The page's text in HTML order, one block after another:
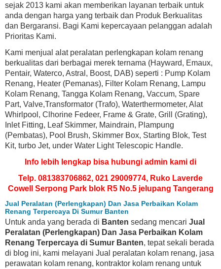
sejak 2013 kami akan memberikan layanan terbaik untuk
anda dengan harga yang terbaik dan Produk Berkualitas
dan Bergaransi. Bagi Kami kepercayaan pelanggan adalah
Prioritas Kami.
Kami menjual alat peralatan perlengkapan kolam renang
berkualitas dari berbagai merek ternama (Hayward, Emaux,
Pentair, Waterco, Astral, Boost, DAB) seperti : Pump Kolam
Renang, Heater (Pemanas), Filter Kolam Renang, Lampu
Kolam Renang, Tangga Kolam Renang, Vaccum, Spare
Part, Valve,Transformator (Trafo), Waterthermometer, Alat
Whirlpool, Clhorine Fedeer, Frame & Grate, Grill (Grating),
Inlet Fitting, Leaf Skimmer, Maindrain, Plampung
(Pembatas), Pool Brush, Skimmer Box, Starting Blok, Test
Kit, turbo Jet, under Water Light Telescopic Handle.
Info lebih lengkap bisa hubungi admin kami di
Telp. 081383706862, 021 29009774, Ruko Laverde
Cowell Serpong Park blok R5 No.5 jelupang Tangerang
Jual Peralatan (Perlengkapan) Dan Jasa Perbaikan Kolam
Renang Terpercaya Di Sumur Banten
Untuk anda yang berada di Banten sedang mencari Jual
Peralatan (Perlengkapan) Dan Jasa Perbaikan Kolam
Renang Terpercaya di Sumur Banten, tepat sekali berada
di blog ini, kami melayani Jual peralatan kolam renang, jasa
perawatan kolam renang, kontraktor kolam renang untuk